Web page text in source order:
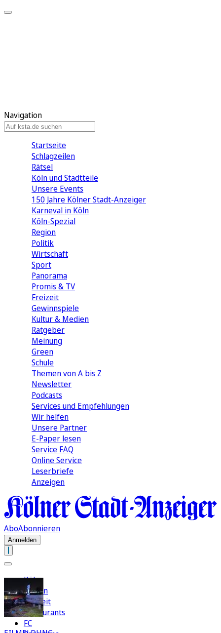
Navigation
Startseite
Schlagzeilen
Rätsel
Köln und Stadtteile
Unsere Events
150 Jahre Kölner Stadt-Anzeiger
Karneval in Köln
Köln-Spezial
Region
Politik
Wirtschaft
Sport
Panorama
Promis & TV
Freizeit
Gewinnspiele
Kultur & Medien
Ratgeber
Meinung
Green
Schule
Themen von A bis Z
Newsletter
Podcasts
Services und Empfehlungen
Wir helfen
Unsere Partner
E-Paper lesen
Service FAQ
Online Service
Leserbriefe
Anzeigen
AboAbonnieren
Anmelden
Köln
Region
Freizeit
Restaurants
FC